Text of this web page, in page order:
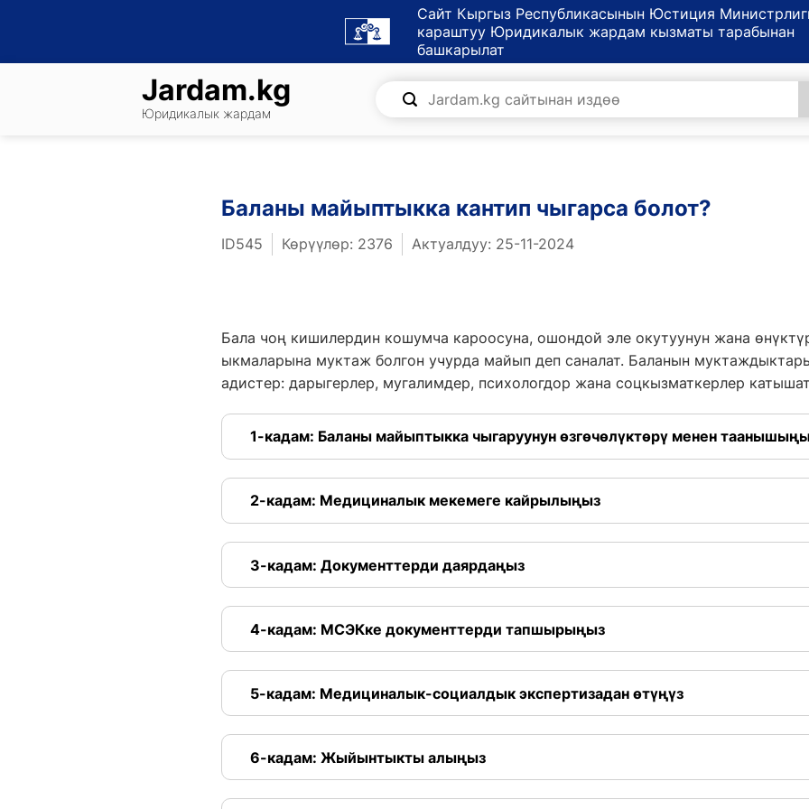
Сайт Кыргыз Республикасынын Юстиция
караштуу Юридикалык жардам кызматы тарабынан
башкарылат
Jardam.kg
Юридикалык жардам
Баланы майыптыкка кантип чыгарса болот?
ID545 Көрүүлөр: 2376 Актуалдуу: 25-11-2024
Бала чоң кишилердин кошумча кароосуна, ошондой эле окутуунун жана
ыкмаларына муктаж болгон учурда майып деп саналат. Баланын
адистер: дарыгерлер, мугалимдер, психологдор жана соцкызматкерлер
1-кадам: Баланы майыптыкка чыгаруунун өзгөчөлүктөрү менен
2-кадам: Медициналык мекемеге кайрылыңыз
3-кадам: Документтерди даярдаңыз
4-кадам: МСЭКке документтерди тапшырыңыз
5-кадам: Медициналык-социалдык экспертизадан өтүңүз
6-кадам: Жыйынтыкты алыңыз